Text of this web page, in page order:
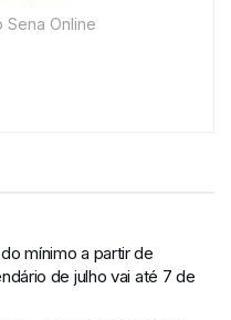
Sena Online
mínimo a partir de
de julho vai até 7 de